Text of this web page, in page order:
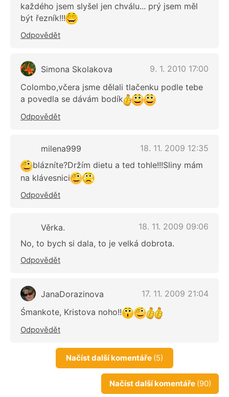
každého jsem slyšel jen chválu... prý jsem měl
být řezník!!!
Odpovědět
Simona Skolakova
9. 1. 2010 17:00
Colombo,včera jsme dělali tlačenku podle tebe
a povedla se dávám bodík
Odpovědět
milena999
18. 11. 2009 12:35
blázníte?Držím dietu a ted tohle!!!Sliny mám
na klávesnici
Odpovědět
Věrka.
18. 11. 2009 09:06
No, to bych si dala, to je velká dobrota.
Odpovědět
JanaDorazinova
17. 11. 2009 21:04
Śmankote, Kristova noho!!
Odpovědět
Načíst další komentáře (5)
Načíst další komentáře (90)